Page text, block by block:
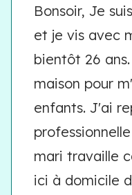
Bonsoir, Je
et je vis avec
bientôt 26
maison pour
enfants. J'ai
mari travaille
ici à domicile